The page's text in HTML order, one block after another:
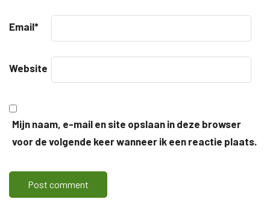
Email*
Website
Mijn naam, e-mail en site opslaan in deze browser
voor de volgende keer wanneer ik een reactie plaats.